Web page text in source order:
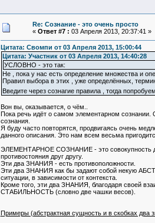
Re: Сознание - это очень просто
« Ответ #7 : 03 Апреля 2013, 20:37:41 »
Цитата: Свомпи от 03 Апреля 2013, 15:00:44
Цитата: Участник от 03 Апреля 2013, 14:40:28
УСЛОВНО - это так:
Не , пока у нас есть определение множества и
Правил выбора в этих , уже определённых,
Введите через сознагие правила , тогда
Вон вы, оказывается, о чём..
Пока речь идёт о самом элементарном сознании.
сознания.
Я буду часто повторятся, продвигаясь очень
данного описания. Это нам всем весьма
ЭЛЕМЕНТАРНОЕ СОЗНАНИЕ - это совокупность
противостояния друг другу.
Эти два ЗНАНИЯ - есть противоположности.
Эти два ЗНАНИЯ как бы задают собой некую
ситуации, в зависимости от контекста.
Кроме того, эти два ЗНАНИЯ, благодаря своей
СТАБИЛЬНОСТЬ (словно две чашки весов).
Примеры (абстрактная сущность и в скобках два